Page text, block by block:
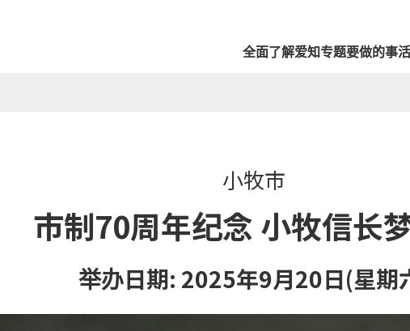
全面了解爱知专题要做的事
小牧市
市制70周年纪念 小牧信长
举办日期: 2025年9月20日(星期